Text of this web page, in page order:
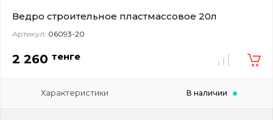
Ведро строительное пластмассовое 20л
Артикул: 06093-20
2 260 тенге
Характеристики В наличии